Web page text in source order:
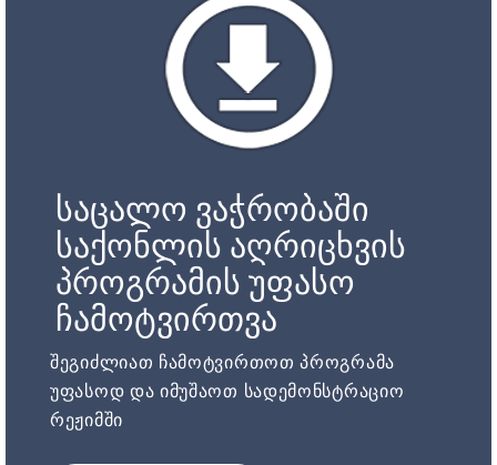
საცალო ვაჭრობაში
საქონლის აღრიცხვის
პროგრამის უფასო
ჩამოტვირთვა
შეგიძლიათ ჩამოტვირთოთ პროგრამა
უფასოდ და იმუშაოთ სადემონსტრაციო
რეჟიმში